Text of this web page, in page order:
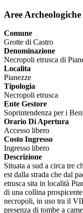
Aree Archeologiche
Comune
Grotte di Castro
Denominazione
Necropoli etrusca di
Localita
Pianezze
Tipologia
Necropoli etrusca
Ente Gestore
Soprintendenza per i
Orario Di Apertura
Accesso libero
Costo Ingresso
Ingresso libero
Descrizione
Situata a sud a circa tre
est dalla strada che dal
etrusca sita in località
di una collina
necropoli, in uso tra il
presenza di tombe a